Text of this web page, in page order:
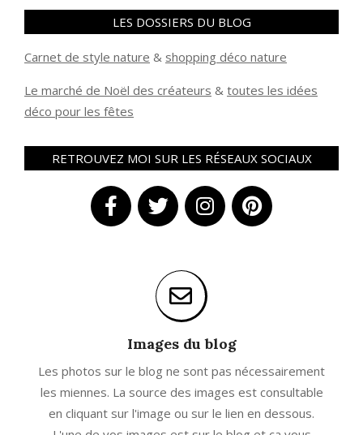
LES DOSSIERS DU BLOG
Carnet de style nature & shopping déco nature
Le marché de Noël des créateurs & toutes les idées
déco pour les fêtes
RETROUVEZ MOI SUR LES RÉSEAUX SOCIAUX
Images du blog
Les photos sur le blog ne sont pas nécessairement
les miennes. La source des images est consultable
en cliquant sur l'image ou sur le lien en dessous.